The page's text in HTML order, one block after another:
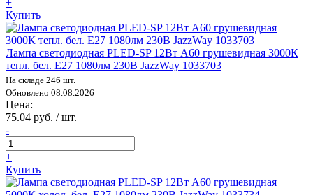
Купить
Лампа светодиодная PLED-SP 12Вт A60 грушевидная 3000К
тепл. бел. E27 1080лм 230В JazzWay 1033703
На складе 246 шт.
Обновлено 08.08.2026
Цена:
75.04 руб. / шт.
-
+
Купить